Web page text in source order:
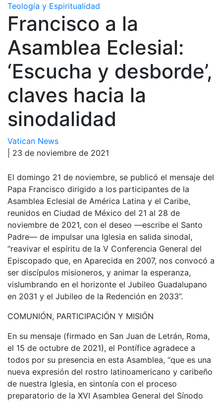
Teología y Espiritualidad
Francisco a la
Asamblea Eclesial:
‘Escucha y desborde’,
claves hacia la
sinodalidad
Vatican News
| 23 de noviembre de 2021
El domingo 21 de noviembre, se publicó el mensaje del
Papa Francisco dirigido a los participantes de la
Asamblea Eclesial de América Latina y el Caribe,
reunidos en Ciudad de México del 21 al 28 de
noviembre de 2021, con el deseo —escribe el Santo
Padre— de impulsar una Iglesia en salida sinodal,
“reavivar el espíritu de la V Conferencia General del
Episcopado que, en Aparecida en 2007, nos convocó a
ser discípulos misioneros, y animar la esperanza,
vislumbrando en el horizonte el Jubileo Guadalupano
en 2031 y el Jubileo de la Redención en 2033”.
COMUNIÓN, PARTICIPACIÓN Y MISIÓN
En su mensaje (firmado en San Juan de Letrán, Roma,
el 15 de octubre de 2021), el Pontífice agradece a
todos por su presencia en esta Asamblea, “que es una
nueva expresión del rostro latinoamericano y caribeño
de nuestra Iglesia, en sintonía con el proceso
preparatorio de la XVI Asamblea General del Sínodo